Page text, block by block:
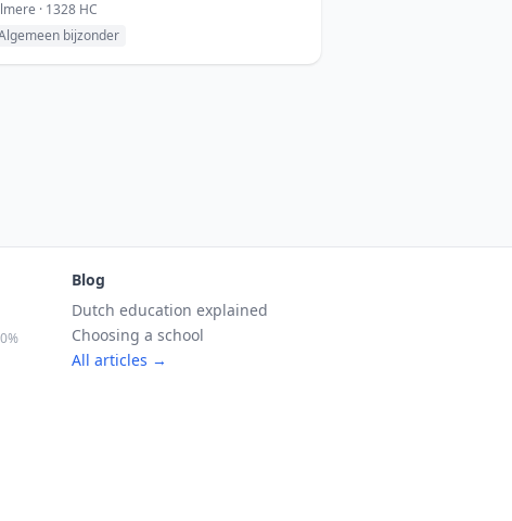
· 1328 HC
bijzonder
Blog
Dutch education explained
Choosing a school
All articles →